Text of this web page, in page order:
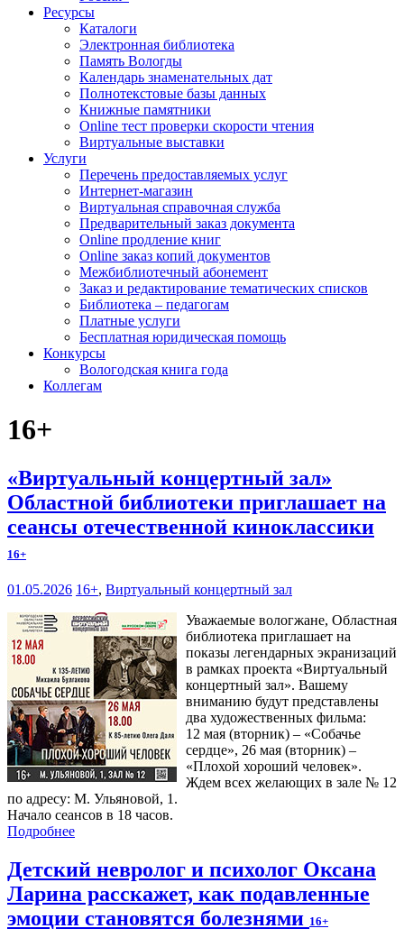
Ресурсы
Каталоги
Электронная библиотека
Память Вологды
Календарь знаменательных дат
Полнотекстовые базы данных
Книжные памятники
Online тест проверки скорости чтения
Виртуальные выставки
Услуги
Перечень предоставляемых услуг
Интернет-магазин
Виртуальная справочная служба
Предварительный заказ документа
Online продление книг
Online заказ копий документов
Межбиблиотечный абонемент
Заказ и редактирование тематических списков
Библиотека – педагогам
Платные услуги
Бесплатная юридическая помощь
Конкурсы
Вологодская книга года
Коллегам
16+
«Виртуальный концертный зал»
Областной библиотеки приглашает на
сеансы отечественной киноклассики
16+
01.05.2026 16+, Виртуальный концертный зал
Уважаемые вологжане, Областная
библиотека приглашает на
показы легендарных экранизаций
в рамках проекта «Виртуальный
концертный зал». Вашему
вниманию будут представлены
два художественных фильма:
12 мая (вторник) – «Собачье
сердце», 26 мая (вторник) –
«Плохой хороший человек».
Ждем всех желающих в зале № 12
по адресу: М. Ульяновой, 1.
Начало сеансов в 18 часов.
Подробнее
Детский невролог и психолог Оксана
Ларина расскажет, как подавленные
эмоции становятся болезнями 16+